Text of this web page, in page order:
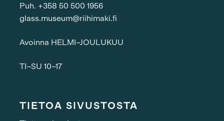
Puh. +358 50 500 1956
glass.museum@riihimaki.fi
Avoinna HELMI–JOULUKUU
TI–SU 10–17
TIETOA SIVUSTOSTA